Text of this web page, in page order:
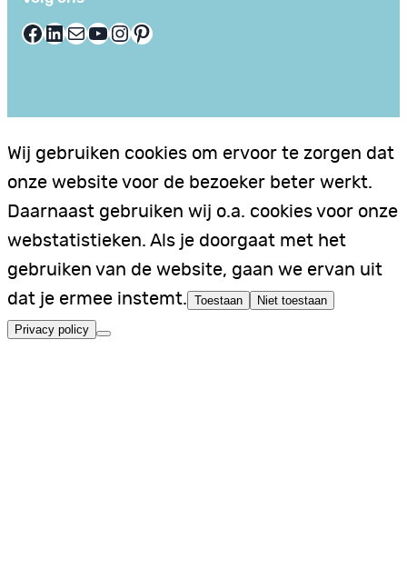
Facebook LinkedIn E-mail YouTube InstagramPinterest
Wij gebruiken cookies om ervoor te zorgen dat
onze website voor de bezoeker beter werkt.
Daarnaast gebruiken wij o.a. cookies voor onze
webstatistieken. Als je doorgaat met het
gebruiken van de website, gaan we ervan uit
dat je ermee instemt. Toestaan Niet toestaan
Privacy policy